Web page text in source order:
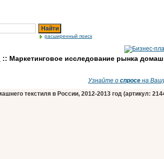
Найти
расширенный поиск
:: Маркетинговое исследование рынка
Узнайте о спросе на
текстиля в России, 2012-2013 год (артикул: